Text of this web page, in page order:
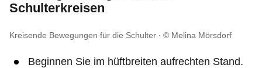
Schulterkreisen
Kreisende Bewegungen für die Schulter © Melina Mörsdorf
Beginnen Sie im hüftbreiten aufrechten Stand.